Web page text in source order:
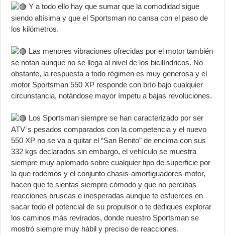
Y a todo ello hay que sumar que la comodidad sigue
siendo altísima y que el Sportsman no cansa con el paso de
los kilómetros.
Las menores vibraciones ofrecidas por el motor también
se notan aunque no se llega al nivel de los bicilíndricos. No
obstante, la respuesta a todo régimen es muy generosa y el
motor Sportsman 550 XP responde con brío bajo cualquier
circunstancia, notándose mayor ímpetu a bajas revoluciones.
Los Sportsman siempre se han caracterizado por ser
ATV´s pesados comparados con la competencia y el nuevo
550 XP no se va a quitar el “San Benito” de encima con sus
332 kgs declarados sin embargo, el vehículo se muestra
siempre muy aplomado sobre cualquier tipo de superficie por
la que rodemos y el conjunto chasis-amortiguadores-motor,
hacen que te sientas siempre cómodo y que no percibas
reacciones bruscas e inesperadas aunque te esfuerces en
sacar todo el potencial de su propulsor o te dediques explorar
los caminos más revirados, donde nuestro Sportsman se
mostró siempre muy hábil y preciso de reacciones.